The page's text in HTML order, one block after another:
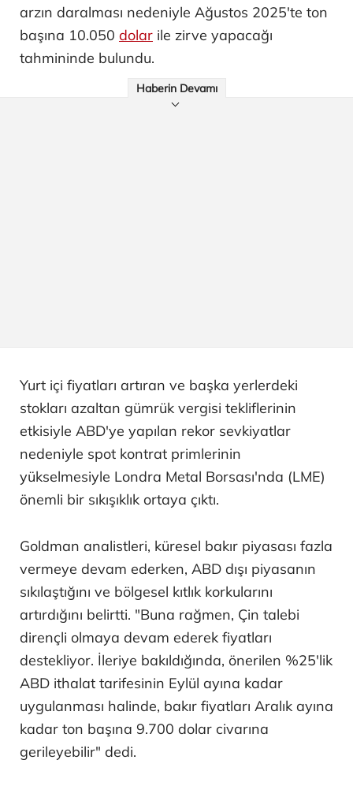
arzın daralması nedeniyle Ağustos 2025'te ton
başına 10.050 dolar ile zirve yapacağı
tahmininde bulundu.
Haberin Devamı
Yurt içi fiyatları artıran ve başka yerlerdeki
stokları azaltan gümrük vergisi tekliflerinin
etkisiyle ABD'ye yapılan rekor sevkiyatlar
nedeniyle spot kontrat primlerinin
yükselmesiyle Londra Metal Borsası'nda (LME)
önemli bir sıkışıklık ortaya çıktı.
Goldman analistleri, küresel bakır piyasası fazla
vermeye devam ederken, ABD dışı piyasanın
sıkılaştığını ve bölgesel kıtlık korkularını
artırdığını belirtti. "Buna rağmen, Çin talebi
dirençli olmaya devam ederek fiyatları
destekliyor. İleriye bakıldığında, önerilen %25'lik
ABD ithalat tarifesinin Eylül ayına kadar
uygulanması halinde, bakır fiyatları Aralık ayına
kadar ton başına 9.700 dolar civarına
gerileyebilir" dedi.